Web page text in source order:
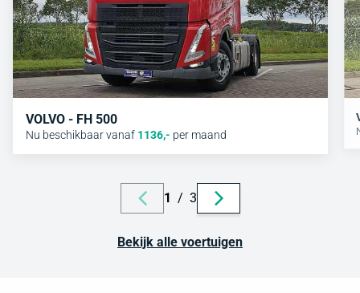
VOLVO - FH 500
Nu beschikbaar vanaf 1136,- per maand
1 / 3
Bekijk alle voertuigen